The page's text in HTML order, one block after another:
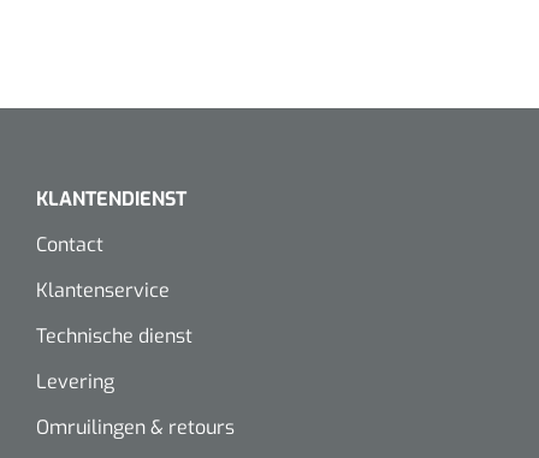
KLANTENDIENST
Contact
Klantenservice
Technische dienst
Levering
Omruilingen & retours